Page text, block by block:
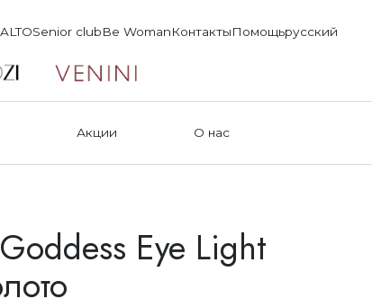
ALTOSenior clubBe WomanКонтактыПомощьрусский
Акции О нас
Eye Light